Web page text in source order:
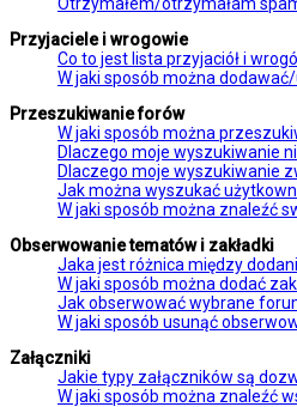
Przyjaciele i wrogowie
Co to jest lista przyjaciół i
W jaki sposób można
Przeszukiwanie forów
W jaki sposób można
Dlaczego moje wyszukiwanie
Dlaczego moje wyszukiwanie
Jak można wyszukać
W jaki sposób można znaleźć
Obserwowanie tematów i zakładki
Jaka jest różnica między
W jaki sposób można dodać
Jak obserwować wybrane
W jaki sposób usunąć
Załączniki
Jakie typy załączników są
W jaki sposób można znaleźć